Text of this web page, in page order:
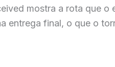
mostra a rota que o
final, o que o